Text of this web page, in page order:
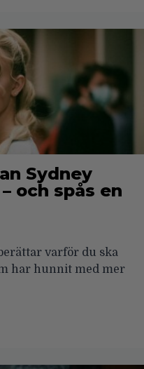
Sydney
och spås en
varför du ska
har hunnit med mer